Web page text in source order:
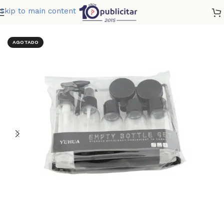
Skip to main content
KIT VIAJERO
AGOTADO